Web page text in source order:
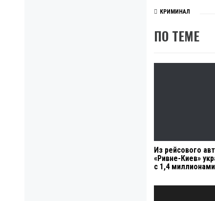
КРИМИНАЛ
ПО ТЕМЕ
Из рейсового
«Ривне-Киев»
с 1,4
Навигация